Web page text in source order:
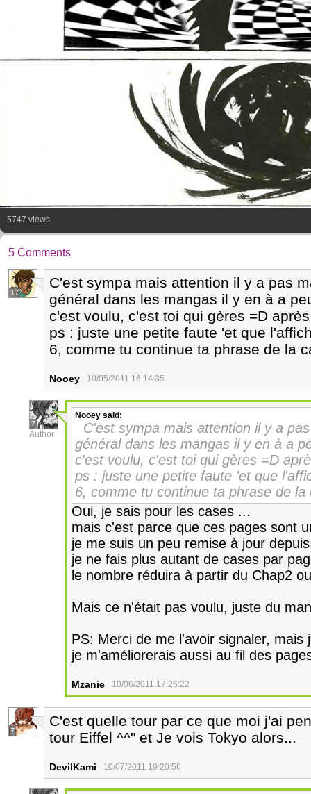
5747 views
5 Comments
17
C'est sympa mais attention il y a pas
général dans les mangas il y en à a
c'est voulu, c'est toi qui gères =D
ps : juste une petite faute 'et que
6, comme tu continue ta phrase de la
Nooey 10/05/2011 16:14:35
7
Author
Nooey said:
C'est sympa mais attention il y a
général dans les mangas il y en à a
c'est voulu, c'est toi qui gères =D
ps : juste une petite faute 'et que
6, comme tu continue ta phrase de la
Oui, je sais pour les cases ...
mais c'est parce que ces pages sont
je me suis un peu remise à jour
je ne fais plus autant de cases par
le nombre réduira à partir du Chap2
Mais ce n'était pas voulu, juste du
PS: Merci de me l'avoir signaler,
je m'améliorerais aussi au fil des
Mzanie 10/06/2011 17:26:22
7
C'est quelle tour par ce que moi j'ai
tour Eiffel ^^" et Je vois Tokyo alors...
DevilKami 10/07/2011 19:20:56